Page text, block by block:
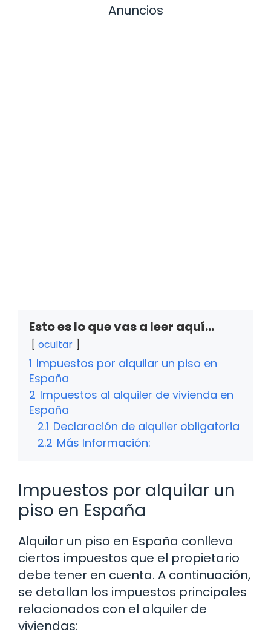
Anuncios
Esto es lo que vas a leer aquí...
ocultar
1 Impuestos por alquilar un piso en
España
2 Impuestos al alquiler de vivienda en
España
2.1 Declaración de alquiler obligatoria
2.2 Más Información:
Impuestos por alquilar un
piso en España
Alquilar un piso en España conlleva
ciertos impuestos que el propietario
debe tener en cuenta. A continuación,
se detallan los impuestos principales
relacionados con el alquiler de
viviendas: